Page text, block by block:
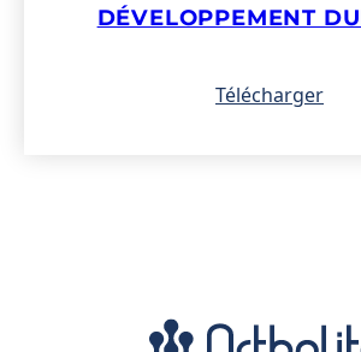
DÉVELOPPEMENT
Télécharger